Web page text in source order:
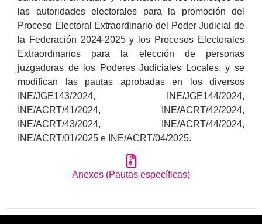
las autoridades electorales para la promoción del
Proceso Electoral Extraordinario del Poder Judicial de
la Federación 2024-2025 y los Procesos Electorales
Extraordinarios para la elección de personas
juzgadoras de los Poderes Judiciales Locales, y se
modifican las pautas aprobadas en los diversos
INE/JGE143/2024, INE/JGE144/2024,
INE/ACRT/41/2024, INE/ACRT/42/2024,
INE/ACRT/43/2024, INE/ACRT/44/2024,
INE/ACRT/01/2025 e INE/ACRT/04/2025.
Anexos (Pautas específicas)